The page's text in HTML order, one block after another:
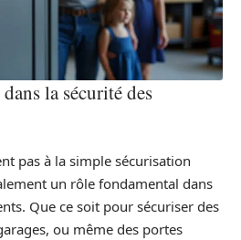
la sécurité des
pas à la simple sécurisation
un rôle fondamental dans
Que ce soit pour sécuriser des
ou même des portes